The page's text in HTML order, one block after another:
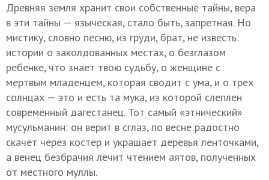
Древняя земля хранит свои собственные тайны, вера
в эти тайны — языческая, стало быть, запретная. Но
мистику, словно песню, из груди, брат, не известь:
истории о заколдованных местах, о безглазом
ребенке, что знает твою судьбу, о женщине с
мертвым младенцем, которая сводит с ума, и о трех
солнцах — это и есть та мука, из которой слеплен
современный дагестанец. Тот самый «этнический»
мусульманин: он верит в сглаз, по весне радостно
скачет через костер и украшает деревья ленточками,
а венец безбрачия лечит чтением аятов, полученных
от местного муллы.